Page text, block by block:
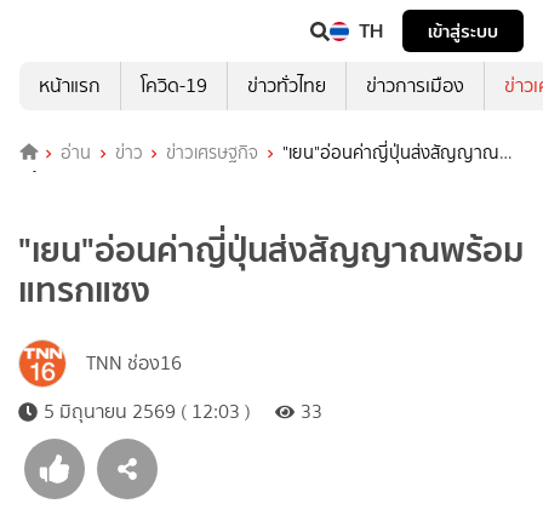
TH
เข้าสู่ระบบ
หน้าแรก
โควิด-19 ข่าวทั่วไทย ข่าวการเมือง ข่าว
อ่าน ข่าว ข่าวเศรษฐกิจ
"เยน"อ่อนค่าญี่ปุ่นส่งสัญญาณ
พร้อมแทรกแซง
"เยน"อ่อนค่าญี่ปุ่นส่งสัญญาณพร้อม
แทรกแซง
TNN ช่อง16
5 มิถุนายน 2569 ( 12:03 )
33